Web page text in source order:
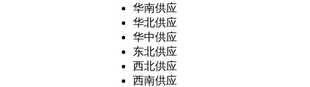
华南供应
华北供应
华中供应
东北供应
西北供应
西南供应